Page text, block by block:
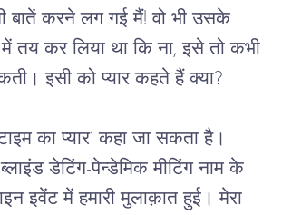
बातें करने लग गई मैं! वो भी उसके
तय कर लिया था कि ना, इसे तो कभी
इसी को प्यार कहते हैं क्या?
का प्यार’ कहा जा सकता है।
डेटिंग-पेन्डेमिक मीटिंग नाम के
इवेंट में हमारी मुलाक़ात हुई। मेरा